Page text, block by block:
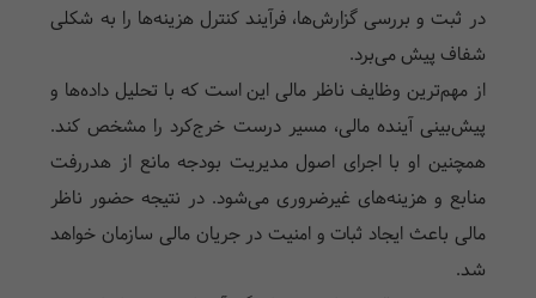
در ثبت و بررسی گزارش‌ها، فرآیند کنترل هزینه‌ها را به شکلی
شفاف پیش می‌برد.
از مهم‌ترین وظایف ناظر مالی این است که با تحلیل داده‌ها و
پیش‌بینی آینده مالی، مسیر درست خرج‌کرد را مشخص کند.
همچنین او با اجرای اصول مدیریت بودجه مانع از هدررفت
منابع و هزینه‌های غیرضروری می‌شود. در نتیجه حضور ناظر
مالی باعث ایجاد ثبات و امنیت در جریان مالی سازمان خواهد
شد.